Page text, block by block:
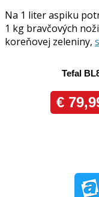
Na 1 liter aspiku
1 kg bravčových
koreňovej zeleniny,